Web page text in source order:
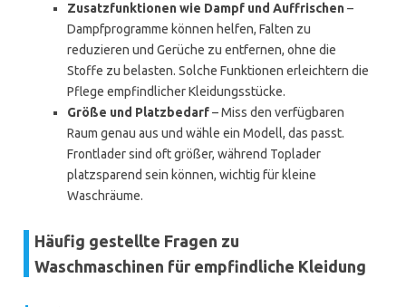
Zusatzfunktionen wie Dampf und Auffrischen–
Dampfprogramme können helfen, Falten zu
reduzieren und Gerüche zu entfernen, ohne die
Stoffe zu belasten. Solche Funktionen erleichtern die
Pflege empfindlicher Kleidungsstücke.
Größe und Platzbedarf– Miss den verfügbaren
Raum genau aus und wähle ein Modell, das passt.
Frontlader sind oft größer, während Toplader
platzsparend sein können, wichtig für kleine
Waschräume.
Häufig gestellte Fragen zu
Waschmaschinen für empfindliche Kleidung